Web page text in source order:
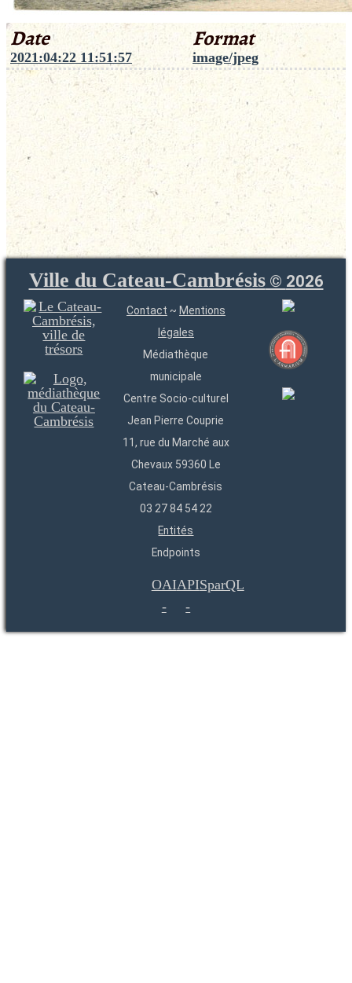
Date
2021:04:22 11:51:57
Format
image/jpeg
Ville du Cateau-Cambrésis© 2026
Contact ~ Mentions
légales
Médiathèque
municipale
Centre Socio-culturel
Jean Pierre Couprie
11, rue du Marché aux
Chevaux 59360 Le
Cateau-Cambrésis
03 27 84 54 22
Entités
Endpoints
OAI
-
API
-
SparQL